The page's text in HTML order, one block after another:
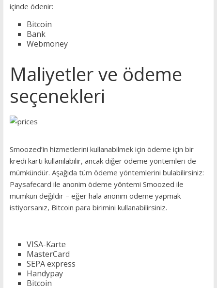
içinde ödenir:
Bitcoin
Bank
Webmoney
Maliyetler ve ödeme
seçenekleri
Smoozed’in hizmetlerini kullanabilmek için ödeme için bir
kredi kartı kullanılabilir, ancak diğer ödeme yöntemleri de
mümkündür. Aşağıda tüm ödeme yöntemlerini bulabilirsiniz:
Paysafecard ile anonim ödeme yöntemi Smoozed ile
mümkün değildir – eğer hala anonim ödeme yapmak
istiyorsanız, Bitcoin para birimini kullanabilirsiniz.
VISA-Karte
MasterCard
SEPA express
Handypay
Bitcoin